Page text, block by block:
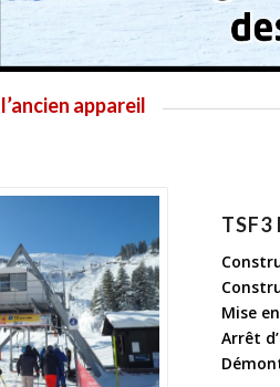
appareil
TSF3
Mise
Arrêt